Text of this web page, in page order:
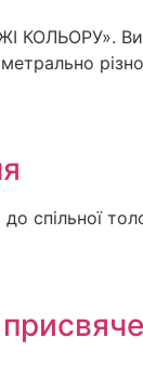
КОЛЬОРУ».
спільної